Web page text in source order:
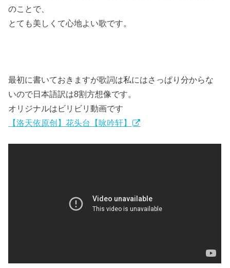
のことで、
とても美しくて心地よい歌です。
最初に書いておきますが歌詞は私にはさっぱり分からな
いので日本語訳は8割方想像です。
オリジナルはビリビリ動画です
【洛天依原创】花头台【咏吟轩】